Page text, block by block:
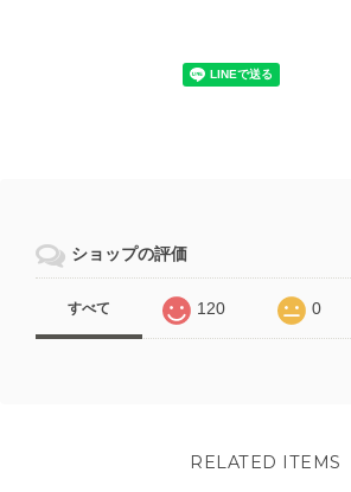
ショップの評価
すべて 120 0
RELATED ITEMS